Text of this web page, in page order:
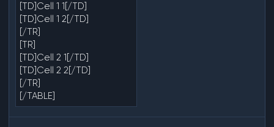
[TD]Cell 1 1[/TD]
[TD]Cell 1 2[/TD]
[/TR]
[TR]
[TD]Cell 2 1[/TD]
[TD]Cell 2 2[/TD]
[/TR]
[/TABLE]